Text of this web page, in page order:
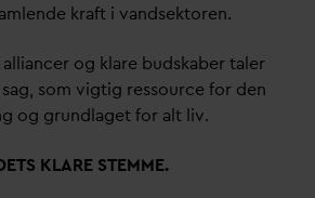
kraft i vandsektoren.
og klare budskaber taler
som vigtig ressource for den
og grundlaget for alt liv.
KLARE STEMME.